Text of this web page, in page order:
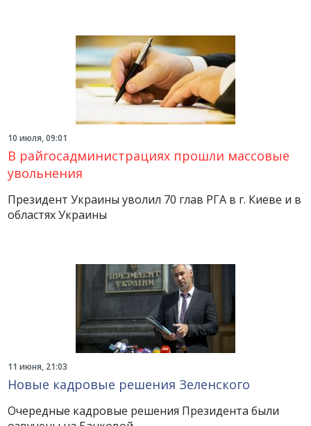
10 июля, 09:01
В райгосадминистрациях прошли массовые
увольнения
Президент Украины уволил 70 глав РГА в г. Киеве и в
областях Украины
11 июня, 21:03
Новые кадровые решения Зеленского
Очередные кадровые решения Президента были